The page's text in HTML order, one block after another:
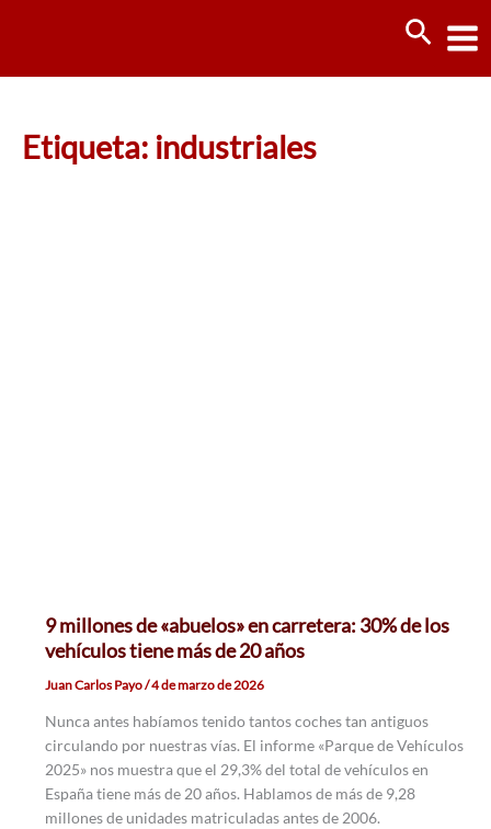
Etiqueta: industriales
9 millones de «abuelos» en carretera: 30% de los
vehículos tiene más de 20 años
Juan Carlos Payo/4 de marzo de 2026
Nunca antes habíamos tenido tantos coches tan antiguos
circulando por nuestras vías. El informe «Parque de Vehículos
2025» nos muestra que el 29,3% del total de vehículos en
España tiene más de 20 años. Hablamos de más de 9,28
millones de unidades matriculadas antes de 2006.